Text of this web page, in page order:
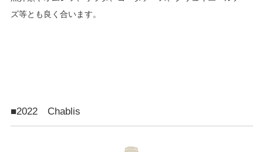
ズ等とも良く合います。
■2022 Chablis